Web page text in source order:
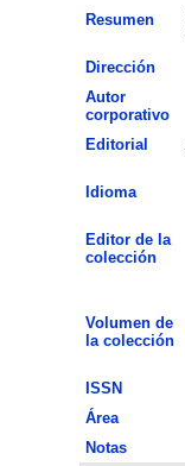
Resumen
Dirección
Autor
corporativo
Editorial
Idioma
Editor de la
colección
Volumen de
la colección
ISSN
Área
Notas